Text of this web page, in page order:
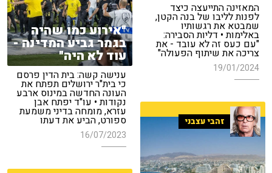
המאזינה התייעצה כיצד
לפנות לליבו של בנה הקטן,
שמבטא את רגשותיו
באלימות • דליות הסבירה:
"עם כעס זה לא עובד - את
צריכה את שיתוף הפעולה"
19/01/2024
"אירוע כמו שהיה
בגמר גביע המדינה -
עוד לא היה"
ענישה קשה: בית הדין פרסם
כי בית"ר ירושלים תפתח את
העונה החדשה במינוס ארבע
נקודות • עו"ד יפתח אבן
עזרא, מומחה בדיני משמעת
ספורט, הביע את דעתו
16/07/2023
זהבי עצבני